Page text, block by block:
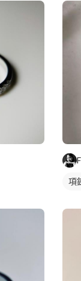
項